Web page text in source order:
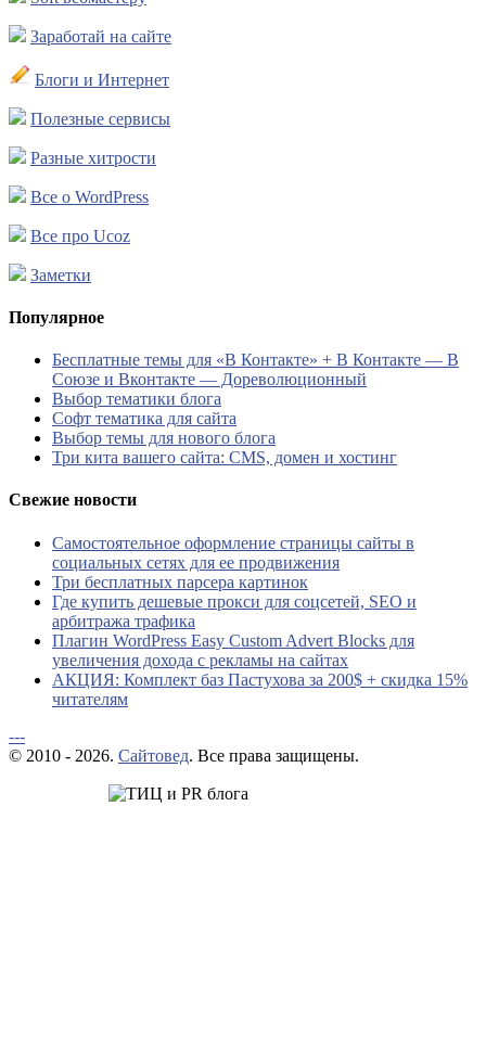
Заработай на сайте
Блоги и Интернет
Полезные сервисы
Разные хитрости
Все о WordPress
Все про Ucoz
Заметки
Популярное
Бесплатные темы для «В Контакте» + В Контакте — В
Союзе и Вконтакте — Дореволюционный
Выбор тематики блога
Софт тематика для сайта
Выбор темы для нового блога
Три кита вашего сайта: CMS, домен и хостинг
Свежие новости
Самостоятельное оформление страницы сайты в
социальных сетях для ее продвижения
Три бесплатных парсера картинок
Где купить дешевые прокси для соцсетей, SEO и
арбитража трафика
Плагин WordPress Easy Custom Advert Blocks для
увеличения дохода с рекламы на сайтах
АКЦИЯ: Комплект баз Пастухова за 200$ + скидка 15%
читателям
---
© 2010 - 2026. Сайтовед. Все права защищены.